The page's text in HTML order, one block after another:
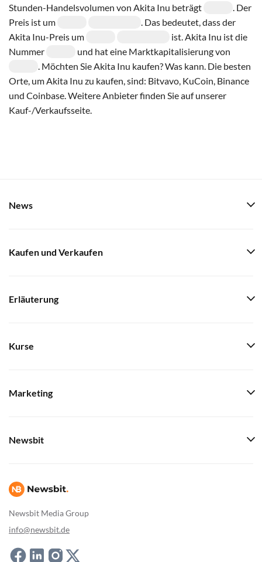
Stunden-Handelsvolumen von Akita Inu beträgt
. Der
Preis ist um
. Das bedeutet, dass der
Akita Inu-Preis um
ist. Akita Inu ist die
Nummer
und hat eine Marktkapitalisierung von
. Möchten Sie Akita Inu kaufen? Was kann. Die besten
Orte, um Akita Inu zu kaufen, sind: Bitvavo, KuCoin, Binance
und Coinbase. Weitere Anbieter finden Sie auf unserer
Kauf-/Verkaufsseite.
Newsbit Media Group
info@newsbit.de
News
Kaufen und Verkaufen
Erläuterung
Kurse
Marketing
Newsbit